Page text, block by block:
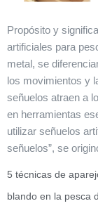
Propósito y
artificiales para
metal, se
los movimientos y
señuelos atraen a
en herramientas
utilizar señuelos
señuelos”, se
5 técnicas de
blando en la pesca